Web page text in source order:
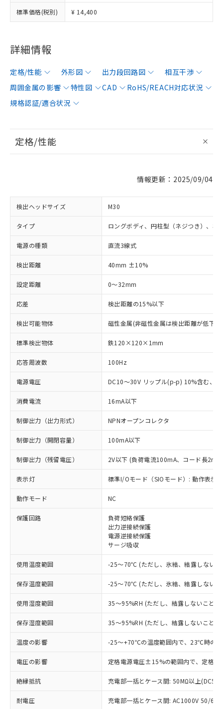
標準価格(税別) ¥ 14,400
詳細情報
定格/性能 外形図 出力段回路図
相互干渉
周囲金属の影響
特性図 CAD
RoHS/REACH対応状況
規格認証/適合状況
定格/性能
情報更新：2025/09/04
検出ヘッドサイズ M30
タイプ ロングボディ、円柱型（ネジつき）、非
電源の種類 直流3線式
検出距離 40mm ±10%
設定距離 0～32mm
応差 検出距離の15%以下
検出可能物体 磁性金属(非磁性金属は検出距離が低下し
標準検出物体 鉄120×120×1mm
応答周波数 100Hz
電源電圧 DC10～30V リップル(p-p) 10%含む、
消費電流 16mA以下
制御出力（出力形式） NPNオープンコレクタ
制御出力（開閉容量） 100mA以下
制御出力（残留電圧） 2V以下 (負荷電流100mA、コード長2m
表示灯 標準I/Oモード（SIOモード）: 動作表示
動作モード NC
保護回路
負荷短絡保護
出力逆接続保護
電源逆接続保護
サージ吸収
使用温度範囲 -25～70℃ (ただし、氷結、結露しないこ
保存温度範囲 -25～70℃ (ただし、氷結、結露しないこ
使用湿度範囲 35～95%RH (ただし、結露しないこと)
保存湿度範囲 35～95%RH (ただし、結露しないこと)
温度の影響 -25～+70℃の温度範囲内で、23℃時の
電圧の影響 定格電源電圧±15%の範囲内で、定格
絶縁抵抗 充電部一括とケース間: 50MΩ以上
耐電圧 充電部一括とケース間: AC1000V 50/
ご利用条件
以下の条件をお読みいただき、同意のうえ
ご利用ください。
本サービスは、当社制御機器事業取扱
(税抜)を提供させていただくもので
当社制御機器事業取扱商品の中には、
本サービスの対象外となる商品もある
ことをご了承ください。
在庫状況および標準価格照会結果は、
※1 対応状況
対応済み：EU RoHS指令（10物質）の
非含有に対応した製品が提供可能な商品で
対応予定：EU RoHS指令（10物質）の非含
有に対応した製品に切り替える予定のある
商品です。
対応予定なし：EU RoHS指令（10物質）の
非含有に非対応の商品で、対応品を出す予
調査・確認中：EU RoHS指令（10物質）の
非含有の対応状況を調査中または確認中の
商品です。
非該当品：ライセンス料など無形物で、有
害物質有無と関係のない商品です。
仕入先様の事情により、非含有部品として
いたものが、含有品と判明した場合などや
むを得ず変更することがあります。
※1 中国RoHS○×表
「○」：最大均質材料含有率が中国RoHSの
基準値以下であることを示します。
「×」：最大均質材料含有率が中国RoHSの
基準値を超えていることを示します。
「－」：未確認です。当社販売部門へお問
当社は、これら貴社製品のうち、外国
為替および外国貿易法に定める商品
（以下｢規制貨物等」という）を輸出